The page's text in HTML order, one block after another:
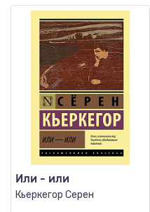
Или - или
Кьеркегор Серен